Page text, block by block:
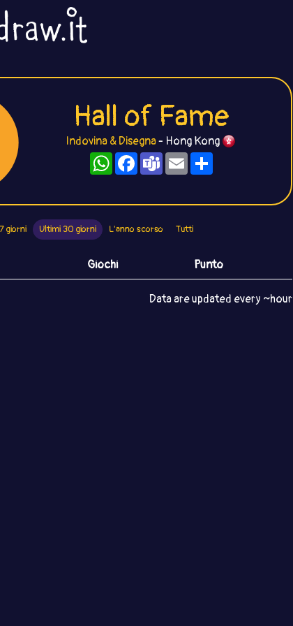
Hall of Fame
Indovina & Disegna- Hong Kong
WhatsAppFacebook
TeamsEmailCondividi
giorni Ultimi 30 giorni L'anno scorso Tutti
Giochi Punto
Data are updated every ~hour